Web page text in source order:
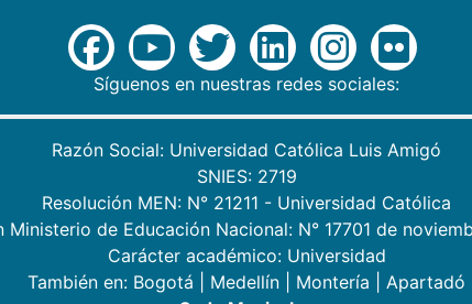
Síguenos en nuestras redes sociales:
Razón Social: Universidad Católica Luis Amigó
SNIES: 2719
Resolución MEN: N° 21211 - Universidad Católica
Ministerio de Educación Nacional: N° 17701 de
Carácter académico: Universidad
También en: Bogotá Medellín Montería
Apartadó